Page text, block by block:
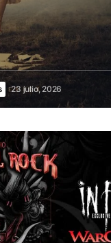
23 julio, 2026